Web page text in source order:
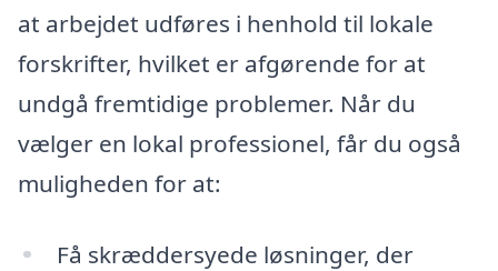
at arbejdet udføres i henhold til lokale
forskrifter, hvilket er afgørende for at
undgå fremtidige problemer. Når du
vælger en lokal professionel, får du også
muligheden for at:
Få skræddersyede løsninger, der